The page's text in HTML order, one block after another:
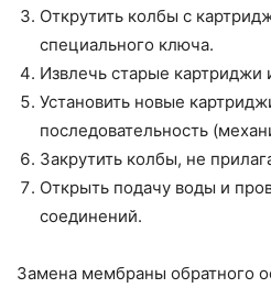
Открутить колбы с
специального ключа.
Извлечь старые
Установить новые
последовательность
Закрутить колбы, не
Открыть подачу воды и
соединений.
Замена мембраны обратного